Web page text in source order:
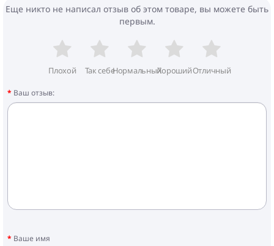
Еще никто не написал отзыв об этом товаре, вы можете быть
первым.
Плохой Так себеНормальныйХорошийОтличный
Ваш отзыв:
Ваше имя